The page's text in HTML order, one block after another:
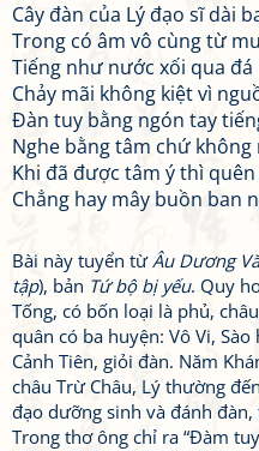
Cây đàn của Lý đạo sĩ dài
Trong có âm vô cùng từ
Tiếng như nước xối qua đá
Chảy mãi không kiệt vì
Đàn tuy bằng ngón tay
Nghe bằng tâm chứ không
Khi đã được tâm ý thì
Chẳng hay mây buồn ban
Bài này tuyển từÂu Dương
tập), bản Tứ bộ bị yếu. Quy
Tống, có bốn loại là phủ,
quân có ba huyện: Vô Vi,
Cảnh Tiên, giỏi đàn. Năm
châu Trừ Châu, Lý thường
đạo dưỡng sinh và đánh
Trong thơ ông chỉ ra “Đàm